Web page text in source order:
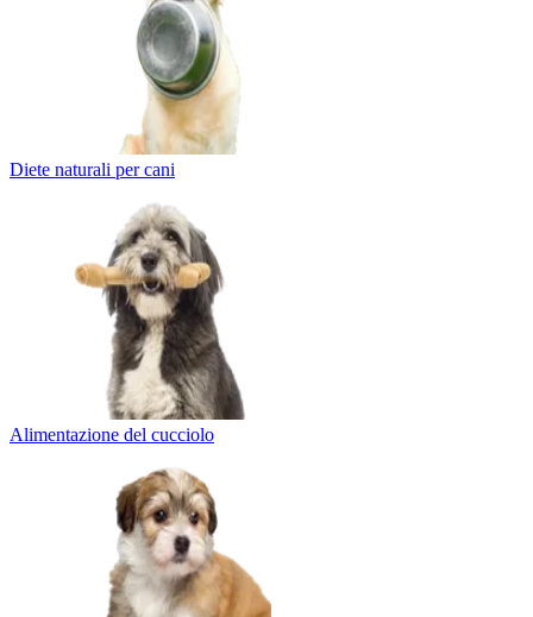
Diete naturali per cani
Alimentazione del cucciolo